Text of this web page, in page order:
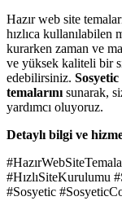
Hazır web site
hızlıca
kurarken zaman ve
ve yüksek kaliteli bir
edebilirsiniz. Sosyetic
temalarını sunarak,
yardımcı oluyoruz.
Detaylı bilgi ve
#HızlıSiteKurulumu
#Sosyetic